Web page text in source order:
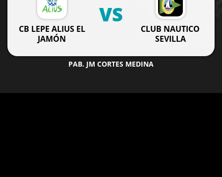
CB LEPE ALIUS EL
JAMÓN
VS
CLUB NAUTICO
SEVILLA
PAB. JM CORTES MEDINA